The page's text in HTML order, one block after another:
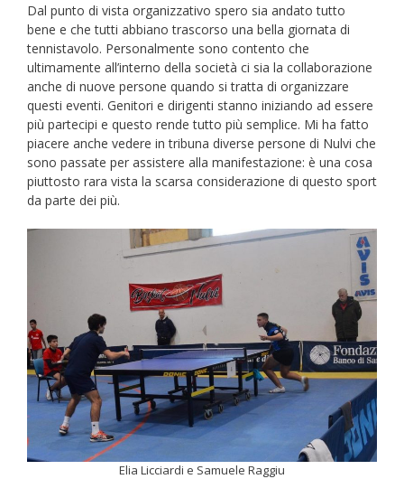
Dal punto di vista organizzativo spero sia andato tutto
bene e che tutti abbiano trascorso una bella giornata di
tennistavolo. Personalmente sono contento che
ultimamente all’interno della società ci sia la collaborazione
anche di nuove persone quando si tratta di organizzare
questi eventi. Genitori e dirigenti stanno iniziando ad essere
più partecipi e questo rende tutto più semplice. Mi ha fatto
piacere anche vedere in tribuna diverse persone di Nulvi che
sono passate per assistere alla manifestazione: è una cosa
piuttosto rara vista la scarsa considerazione di questo sport
da parte dei più.
Elia Licciardi e Samuele Raggiu